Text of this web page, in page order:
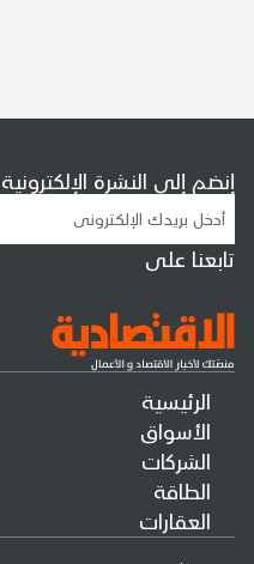
الرئيسية
الأسواق
الشركات
الطاقة
العقارات
إنضم إلى النشرة الإلكترونية
تابعنا على